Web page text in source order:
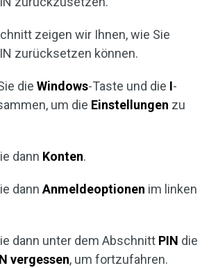
zeigen wir Ihnen, wie Sie
zurücksetzen können.
die Windows-Taste und die I-
um die Einstellungen zu
dann Konten.
dannAnmeldeoptionen im linken
dann unter dem Abschnitt PIN die
vergessen, um fortzufahren.